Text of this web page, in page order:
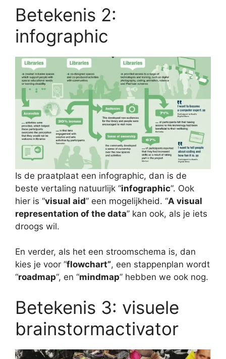
Betekenis 2:
infographic
Is de praatplaat een infographic, dan is de
beste vertaling natuurlijk “infographic“. Ook
hier is “visual aid” een mogelijkheid. “A visual
representation of the data” kan ook, als je iets
droogs wil.
En verder, als het een stroomschema is, dan
kies je voor “flowchart”, een stappenplan wordt
“roadmap“, en “mindmap” hebben we ook nog.
Betekenis 3: visuele
brainstormactivator